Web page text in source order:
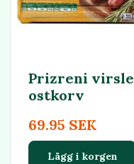
Prizreni virsle
ostkorv
69.95 SEK
Lägg i korgen